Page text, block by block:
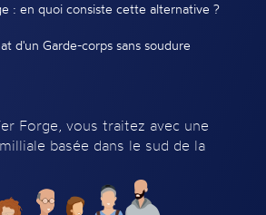
: en quoi consiste cette alternative ?
d'un Garde-corps sans soudure
Forge, vous traitez avec une
basée dans le sud de la